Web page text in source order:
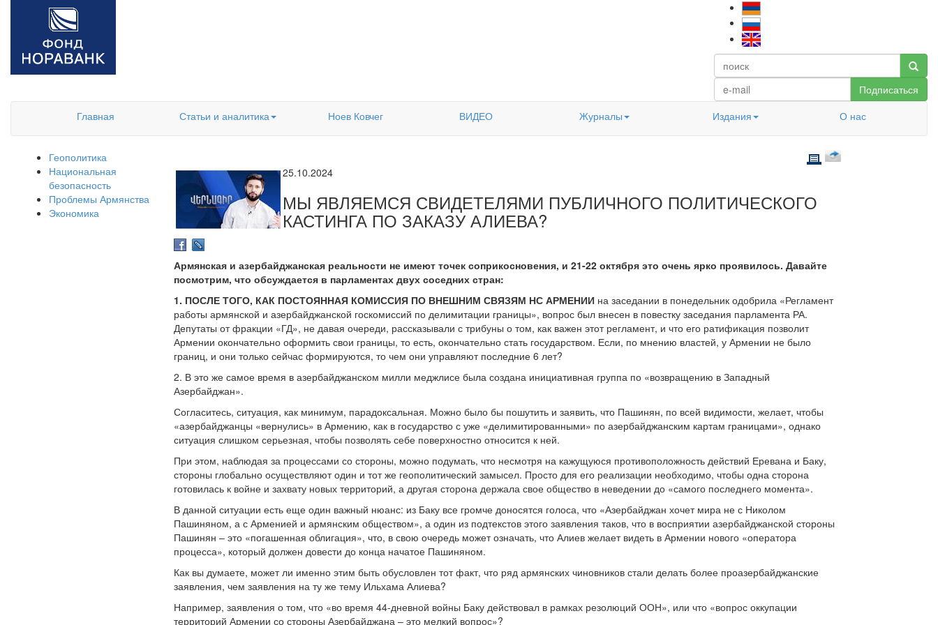
Подписаться
Главная
Статьи и аналитика Ноев Ковчег ВИДЕО Журналы Издания О нас
Геополитика
Национальная
безопасность
Проблемы Армянства
Экономика
25.10.2024
МЫ ЯВЛЯЕМСЯ СВИДЕТЕЛЯМИ ПУБЛИЧНОГО ПОЛИТИЧЕСКОГО
КАСТИНГА ПО ЗАКАЗУ АЛИЕВА?
Армянская и азербайджанская реальности не имеют точек соприкосновения, и 21-22 октября это очень ярко проявилось. Давайте
посмотрим, что обсуждается в парламентах двух соседних стран:
1. ПОСЛЕ ТОГО, КАК ПОСТОЯННАЯ КОМИССИЯ ПО ВНЕШНИМ СВЯЗЯМ НС АРМЕНИИ на заседании в понедельник одобрила «Регламент
работы армянской и азербайджанской госкомиссий по делимитации границы», вопрос был внесен в повестку заседания парламента РА.
Депутаты от фракции «ГД», не давая очереди, рассказывали с трибуны о том, как важен этот регламент, и что его ратификация позволит
Армении окончательно оформить свои границы, то есть, окончательно стать государством. Если, по мнению властей, у Армении не было
границ, и они только сейчас формируются, то чем они управляют последние 6 лет?
2. В это же самое время в азербайджанском милли меджлисе была создана инициативная группа по «возвращению в Западный
Азербайджан».
Согласитесь, ситуация, как минимум, парадоксальная. Можно было бы пошутить и заявить, что Пашинян, по всей видимости, желает, чтобы
«азербайджанцы «вернулись» в Армению, как в государство с уже «делимитированными» по азербайджанским картам границами», однако
ситуация слишком серьезная, чтобы позволять себе поверхностно относится к ней.
При этом, наблюдая за процессами со стороны, можно подумать, что несмотря на кажущуюся противоположность действий Еревана и Баку,
стороны глобально осуществляют один и тот же геополитический замысел. Просто для его реализации необходимо, чтобы одна сторона
готовилась к войне и захвату новых территорий, а другая сторона держала свое общество в неведении до «самого последнего момента».
В данной ситуации есть еще один важный нюанс: из Баку все громче доносятся голоса, что «Азербайджан хочет мира не с Николом
Пашиняном, а с Арменией и армянским обществом», а один из подтекстов этого заявления таков, что в восприятии азербайджанской стороны
Пашинян – это «погашенная облигация», что, в свою очередь может означать, что Алиев желает видеть в Армении нового «оператора
процесса», который должен довести до конца начатое Пашиняном.
Как вы думаете, может ли именно этим быть обусловлен тот факт, что ряд армянских чиновников стали делать более проазербайджанские
заявления, чем заявления на ту же тему Ильхама Алиева?
Например, заявления о том, что «во время 44-дневной войны Баку действовал в рамках резолюций ООН», или что «вопрос оккупации
территорий Армении со стороны Азербайджана – это мелкий вопрос»?